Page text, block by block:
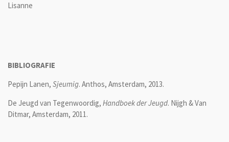
Lisanne
BIBLIOGRAFIE
Pepijn Lanen, Sjeumig. Anthos, Amsterdam, 2013.
De Jeugd van Tegenwoordig, Handboek der Jeugd. Nijgh & Van
Ditmar, Amsterdam, 2011.